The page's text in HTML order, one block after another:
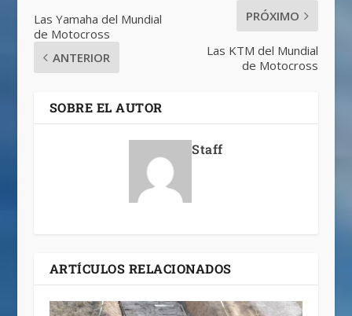
Las Yamaha del Mundial
de Motocross
ANTERIOR
PRÓXIMO
Las KTM del Mundial
de Motocross
SOBRE EL AUTOR
Staff
ARTÍCULOS RELACIONADOS